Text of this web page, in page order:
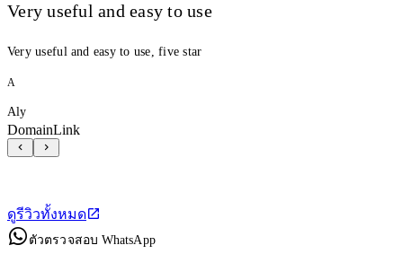
Very useful and easy to use
Very useful and easy to use, five star
A
Aly
DomainLink
ดูรีวิวทั้งหมด
ตัวตรวจสอบ WhatsApp